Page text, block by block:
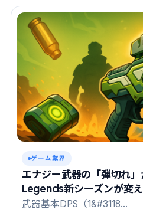
ゲーム業界
エナジー武器の「弾切れ
Legends新シーズンが変
武器基本DPS（1&#3118…